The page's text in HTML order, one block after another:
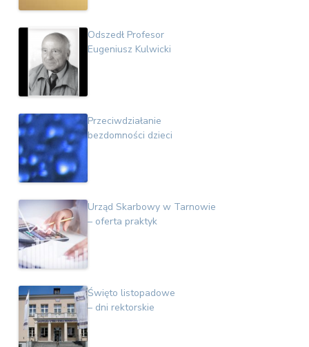
Odszedł Profesor
Eugeniusz Kulwicki
Przeciwdziałanie
bezdomności dzieci
Urząd Skarbowy w Tarnowie
– oferta praktyk
Święto listopadowe
– dni rektorskie